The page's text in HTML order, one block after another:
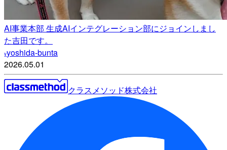
AI事業本部 生成AIインテグレーション部にジョインしまし
た吉田です。
yyoshida-bunta
2026.05.01
クラスメソッド株式会社